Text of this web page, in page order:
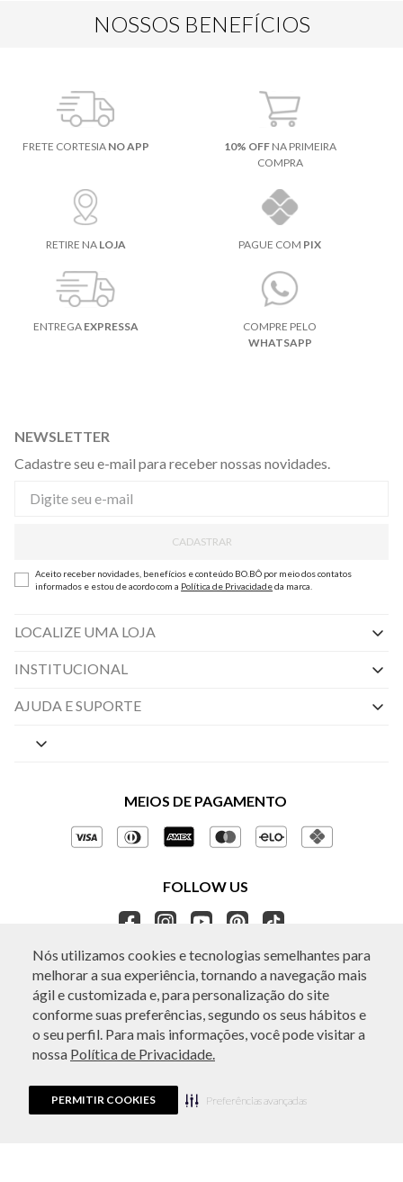
Nós utilizamos cookies e tecnologias semelhantes para
melhorar a sua experiência, tornando a navegação mais
ágil e customizada e, para personalização do site
conforme suas preferências, segundo os seus hábitos e
o seu perfil. Para mais informações, você pode visitar a
nossa Política de Privacidade.
PERMITIR COOKIES Preferências avançadas
NOSSOS BENEFÍCIOS
FRETE CORTESIA NO APP 10% OFFNA PRIMEIRA
COMPRA
RETIRE NA LOJA PAGUE COM PIX
ENTREGA EXPRESSA
COMPRE PELO
WHATSAPP
NEWSLETTER
Cadastre seu e-mail para receber nossas novidades.
CADASTRAR
Aceito receber novidades, benefícios e conteúdo BO.BÔ por meio dos contatos
informados e estou de acordo com a Política de Privacidadeda marca.
LOCALIZE UMA LOJA
INSTITUCIONAL
Nossas Lojas
Políticas de Privacidade
Gestão de Privacidade
Ética e Sustentabilidade
Seja um Revendedor
APP BO.BÔ
AJUDA E SUPORTE
Central de Preferências
Perguntas frequentes
Regulamentos e Promoções
MEIOS DE PAGAMENTO
FOLLOW US
© Copyright 2026 - Todos os direitos reservados. A BO.BÔ reserva-se no
disponibilidade de estoque a qualquer momento.
Em caso de dúvidas:0800 440 2222.
Horário de Atendimento:das 8h às 20h de segunda a sábado, exceto